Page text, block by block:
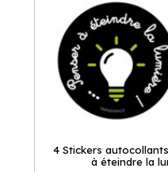
4 Stickers
à éteindre la